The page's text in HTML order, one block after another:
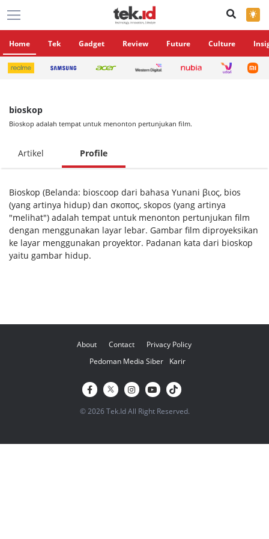
×
Home Tek Gadget Review Future Culture
bioskop
Bioskop adalah tempat untuk menonton pertunjukan film.
Artikel Profile
Bioskop (Belanda: bioscoop dari bahasa Yunani βιος, bios
(yang artinya hidup) dan σκοπος, skopos (yang artinya
"melihat") adalah tempat untuk menonton pertunjukan film
dengan menggunakan layar lebar. Gambar film diproyeksikan
ke layar menggunakan proyektor. Padanan kata dari bioskop
yaitu gambar hidup.
About Contact
Privacy Policy
Pedoman Media Siber
Karir
© 2026 Tek.Id All Right Reserved.